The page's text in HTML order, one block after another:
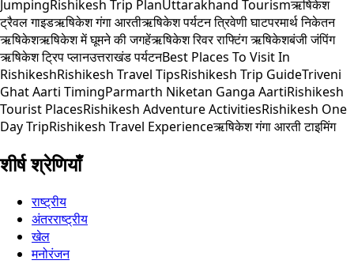
JumpingRishikesh Trip PlanUttarakhand Tourismऋषिकेश
ट्रैवल गाइडऋषिकेश गंगा आरतीऋषिकेश पर्यटन त्रिवेणी घाटपरमार्थ निकेतन
ऋषिकेशऋषिकेश में घूमने की जगहेंऋषिकेश रिवर राफ्टिंग ऋषिकेशबंजी जंपिंग
ऋषिकेश ट्रिप प्लानउत्तराखंड पर्यटनBest Places To Visit In
RishikeshRishikesh Travel TipsRishikesh Trip GuideTriveni
Ghat Aarti TimingParmarth Niketan Ganga AartiRishikesh
Tourist PlacesRishikesh Adventure ActivitiesRishikesh One
Day TripRishikesh Travel Experienceऋषिकेश गंगा आरती टाइमिंग
शीर्ष श्रेणियाँ
राष्ट्रीय
अंतरराष्ट्रीय
खेल
मनोरंजन